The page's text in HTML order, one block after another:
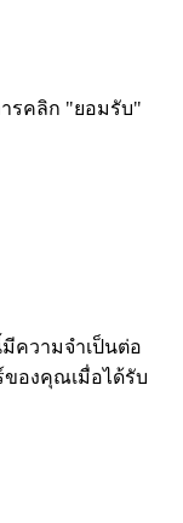
รคลิก "ยอมรับ"
ความจำเป็นต่อ
ของคุณเมื่อได้รับ